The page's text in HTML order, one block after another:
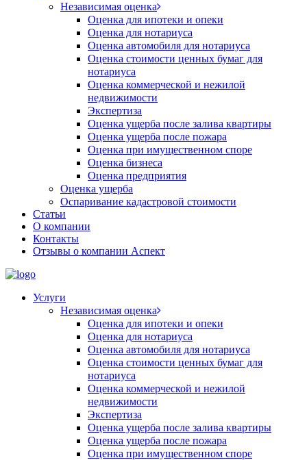
Независимая оценка
Оценка для ипотеки и опеки
Оценка для нотариуса
Оценка автомобиля для нотариуса
Оценка стоимости ценных бумаг для
нотариуса
Оценка коммерческой и нежилой
недвижимости
Экспертиза
Оценка ущерба после залива квартиры
Оценка ущерба после пожара
Оценка при имущественном споре
Оценка бизнеса
Оценка предприятия
Оценка ущерба
Оспаривание кадастровой стоимости
Статьи
О компании
Контакты
Отзывы о компании Аспект
Услуги
Независимая оценка
Оценка для ипотеки и опеки
Оценка для нотариуса
Оценка автомобиля для нотариуса
Оценка стоимости ценных бумаг для
нотариуса
Оценка коммерческой и нежилой
недвижимости
Экспертиза
Оценка ущерба после залива квартиры
Оценка ущерба после пожара
Оценка при имущественном споре